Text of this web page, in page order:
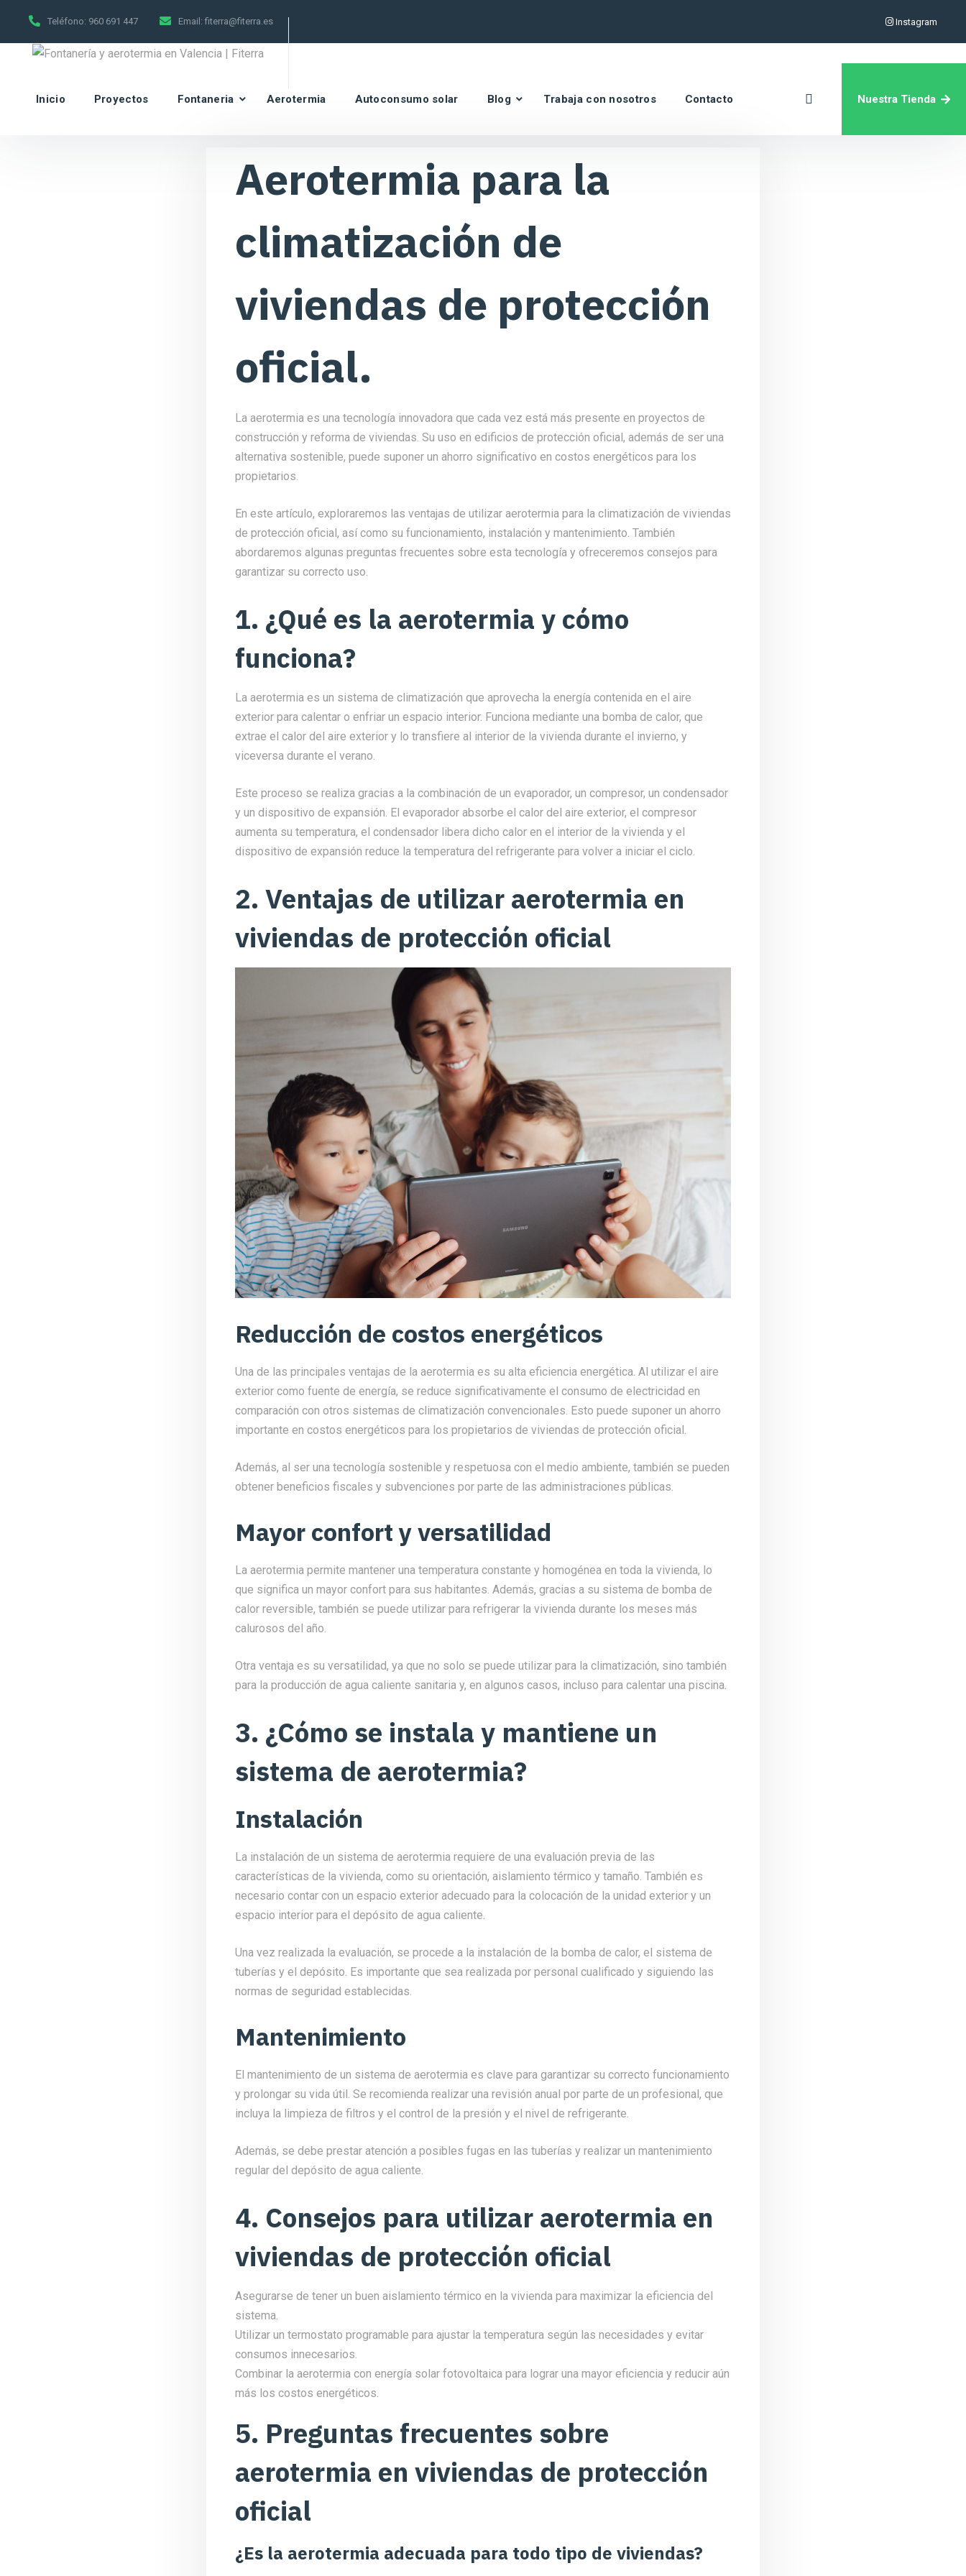
Teléfono: 960 691 447 Email: fiterra@fiterra.es Instagram
Inicio Proyectos Fontaneria Aerotermia Autoconsumo solar Blog Trabaja con nosotros Contacto Nuestra Tienda
Aerotermia para la
climatización de
viviendas de protección
oficial.
La aerotermia es una tecnología innovadora que cada vez está más presente en proyectos de
construcción y reforma de viviendas. Su uso en edificios de protección oficial, además de ser una
alternativa sostenible, puede suponer un ahorro significativo en costos energéticos para los
propietarios.
En este artículo, exploraremos las ventajas de utilizar aerotermia para la climatización de viviendas
de protección oficial, así como su funcionamiento, instalación y mantenimiento. También
abordaremos algunas preguntas frecuentes sobre esta tecnología y ofreceremos consejos para
garantizar su correcto uso.
1. ¿Qué es la aerotermia y cómo
funciona?
La aerotermia es un sistema de climatización que aprovecha la energía contenida en el aire
exterior para calentar o enfriar un espacio interior. Funciona mediante una bomba de calor, que
extrae el calor del aire exterior y lo transfiere al interior de la vivienda durante el invierno, y
viceversa durante el verano.
Este proceso se realiza gracias a la combinación de un evaporador, un compresor, un condensador
y un dispositivo de expansión. El evaporador absorbe el calor del aire exterior, el compresor
aumenta su temperatura, el condensador libera dicho calor en el interior de la vivienda y el
dispositivo de expansión reduce la temperatura del refrigerante para volver a iniciar el ciclo.
2. Ventajas de utilizar aerotermia en
viviendas de protección oficial
Reducción de costos energéticos
Una de las principales ventajas de la aerotermia es su alta eficiencia energética. Al utilizar el aire
exterior como fuente de energía, se reduce significativamente el consumo de electricidad en
comparación con otros sistemas de climatización convencionales. Esto puede suponer un ahorro
importante en costos energéticos para los propietarios de viviendas de protección oficial.
Además, al ser una tecnología sostenible y respetuosa con el medio ambiente, también se pueden
obtener beneficios fiscales y subvenciones por parte de las administraciones públicas.
Mayor confort y versatilidad
La aerotermia permite mantener una temperatura constante y homogénea en toda la vivienda, lo
que significa un mayor confort para sus habitantes. Además, gracias a su sistema de bomba de
calor reversible, también se puede utilizar para refrigerar la vivienda durante los meses más
calurosos del año.
Otra ventaja es su versatilidad, ya que no solo se puede utilizar para la climatización, sino también
para la producción de agua caliente sanitaria y, en algunos casos, incluso para calentar una piscina.
3. ¿Cómo se instala y mantiene un
sistema de aerotermia?
Instalación
La instalación de un sistema de aerotermia requiere de una evaluación previa de las
características de la vivienda, como su orientación, aislamiento térmico y tamaño. También es
necesario contar con un espacio exterior adecuado para la colocación de la unidad exterior y un
espacio interior para el depósito de agua caliente.
Una vez realizada la evaluación, se procede a la instalación de la bomba de calor, el sistema de
tuberías y el depósito. Es importante que sea realizada por personal cualificado y siguiendo las
normas de seguridad establecidas.
Mantenimiento
El mantenimiento de un sistema de aerotermia es clave para garantizar su correcto funcionamiento
y prolongar su vida útil. Se recomienda realizar una revisión anual por parte de un profesional, que
incluya la limpieza de filtros y el control de la presión y el nivel de refrigerante.
Además, se debe prestar atención a posibles fugas en las tuberías y realizar un mantenimiento
regular del depósito de agua caliente.
4. Consejos para utilizar aerotermia en
viviendas de protección oficial
Asegurarse de tener un buen aislamiento térmico en la vivienda para maximizar la eficiencia del
sistema.
Utilizar un termostato programable para ajustar la temperatura según las necesidades y evitar
consumos innecesarios.
Combinar la aerotermia con energía solar fotovoltaica para lograr una mayor eficiencia y reducir aún
más los costos energéticos.
5. Preguntas frecuentes sobre
aerotermia en viviendas de protección
oficial
¿Es la aerotermia adecuada para todo tipo de viviendas?